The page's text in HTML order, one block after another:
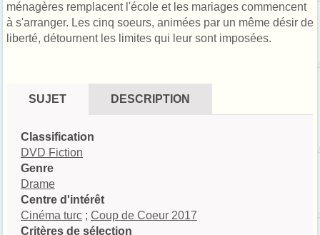
ménagères remplacent l'école et les mariages commencent
à s'arranger. Les cinq soeurs, animées par un même désir de
liberté, détournent les limites qui leur sont imposées.
SUJET DESCRIPTION
Classification
DVD Fiction
Genre
Drame
Centre d'intérêt
Cinéma turc ; Coup de Coeur 2017
Critères de sélection